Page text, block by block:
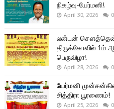
நிகழ்வு-யேர்மனி!
April 30, 2026 0
லன்டன் சௌத்தென்ட்
திருக்கோவில் 1ம்
பெருவிழா!
April 28, 2026 0
யேர்மனி
சித்திரா பூரணைம்!
April 25, 2026 0